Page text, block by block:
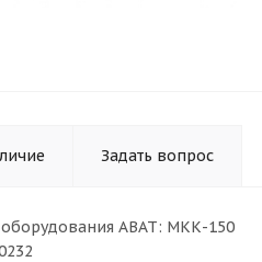
Задать вопрос
ABAT: МКК-150